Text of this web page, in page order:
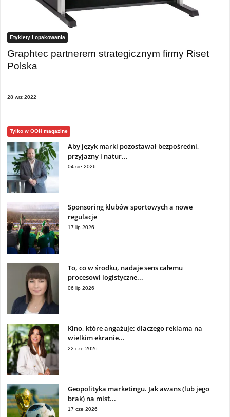
Etykiety i opakowania
Graphtec partnerem strategicznym firmy Riset
Polska
28 wrz 2022
Tylko w OOH magazine
Aby język marki pozostawał bezpośredni,
przyjazny i natur...
04 sie 2026
Sponsoring klubów sportowych a nowe
regulacje
17 lip 2026
To, co w środku, nadaje sens całemu
procesowi logistyczne...
06 lip 2026
Kino, które angażuje: dlaczego reklama na
wielkim ekranie...
22 cze 2026
Geopolityka marketingu. Jak awans (lub jego
brak) na mist...
17 cze 2026